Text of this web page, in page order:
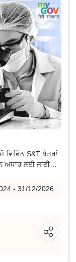
- 31/12/2026
S&T ਖੇਤਰਾਂ
ਲਈ ਜਾਣੀ